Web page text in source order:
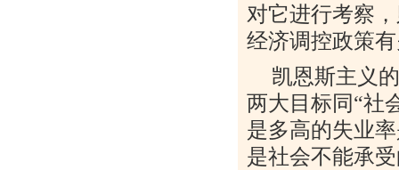
对它进行考察
经济调控政策
凯恩斯主义
两大目标同“社
是多高的失业
是社会不能承